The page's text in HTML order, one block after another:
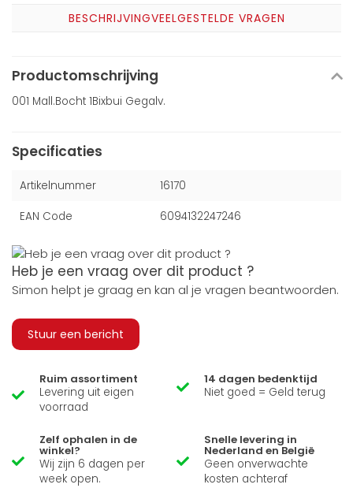
BESCHRIJVINGVEELGESTELDE VRAGEN
Productomschrijving
001 Mall.Bocht 1Bixbui Gegalv.
Specificaties
Artikelnummer 16170
EAN Code 6094132247246
Heb je een vraag over dit product ?
Simon helpt je graag en kan al je vragen beantwoorden.
Stuur een bericht
Ruim assortiment
Levering uit eigen
voorraad
14 dagen bedenktijd
Niet goed = Geld terug
Zelf ophalen in de
winkel?
Wij zijn 6 dagen per
week open.
Snelle levering in
Nederland en België
Geen onverwachte
kosten achteraf